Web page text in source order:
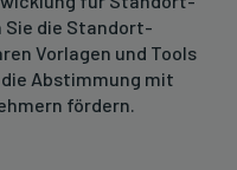
Sie die Standort-
Vorlagen und Tools
Abstimmung mit
fördern.